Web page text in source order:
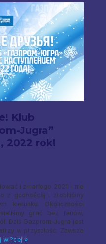
Klub
Jugra”
2022 rok!
i zmarłego 2021 - nie
z godnością i zrobiliśmy
kierunku. Okoliczności
grać bez fanów,
Dziś Gazprom-Jugra jest
w przyszłość. Zawsze
wi?cej »